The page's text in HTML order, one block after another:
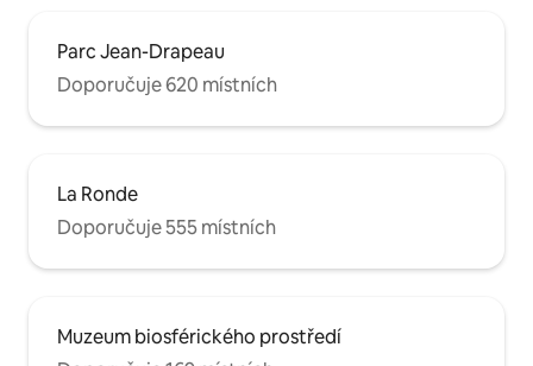
Parc Jean-Drapeau
Doporučuje 620 místních
La Ronde
Doporučuje 555 místních
Muzeum biosférického prostředí